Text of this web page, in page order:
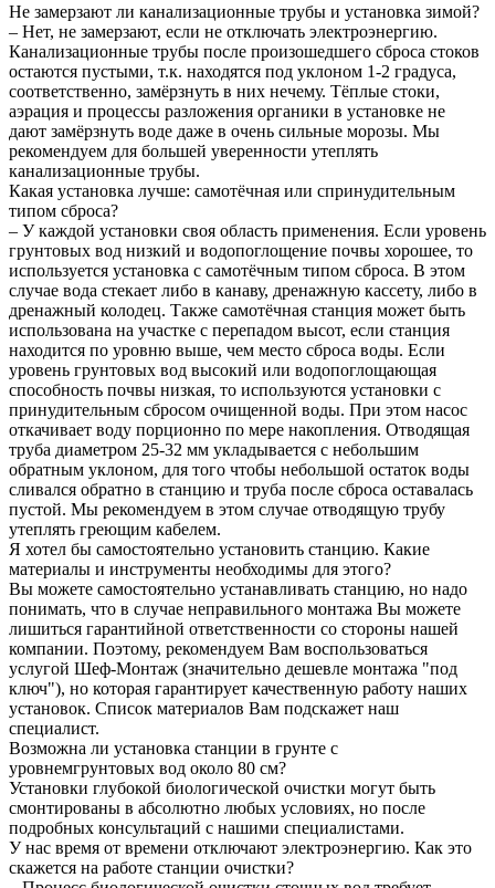
Не замерзают ли канализационные трубы и установка зимой?
– Нет, не замерзают, если не отключать электроэнергию.
Канализационные трубы после произошедшего сброса стоков
остаются пустыми, т.к. находятся под уклоном 1-2 градуса,
соответственно, замёрзнуть в них нечему. Тёплые стоки,
аэрация и процессы разложения органики в установке не
дают замёрзнуть воде даже в очень сильные морозы. Мы
рекомендуем для большей уверенности утеплять
канализационные трубы.
Какая установка лучше: самотёчная или спринудительным
типом сброса?
– У каждой установки своя область применения. Если уровень
грунтовых вод низкий и водопоглощение почвы хорошее, то
используется установка с самотёчным типом сброса. В этом
случае вода стекает либо в канаву, дренажную кассету, либо в
дренажный колодец. Также самотёчная станция может быть
использована на участке с перепадом высот, если станция
находится по уровню выше, чем место сброса воды. Если
уровень грунтовых вод высокий или водопоглощающая
способность почвы низкая, то используются установки с
принудительным сбросом очищенной воды. При этом насос
откачивает воду порционно по мере накопления. Отводящая
труба диаметром 25-32 мм укладывается с небольшим
обратным уклоном, для того чтобы небольшой остаток воды
сливался обратно в станцию и труба после сброса оставалась
пустой. Мы рекомендуем в этом случае отводящую трубу
утеплять греющим кабелем.
Я хотел бы самостоятельно установить станцию. Какие
материалы и инструменты необходимы для этого?
Вы можете самостоятельно устанавливать станцию, но надо
понимать, что в случае неправильного монтажа Вы можете
лишиться гарантийной ответственности со стороны нашей
компании. Поэтому, рекомендуем Вам воспользоваться
услугой Шеф-Монтаж (значительно дешевле монтажа "под
ключ"), но которая гарантирует качественную работу наших
установок. Список материалов Вам подскажет наш
специалист.
Возможна ли установка станции в грунте с
уровнемгрунтовых вод около 80 см?
Установки глубокой биологической очистки могут быть
смонтированы в абсолютно любых условиях, но после
подробных консультаций с нашими специалистами.
У нас время от времени отключают электроэнергию. Как это
скажется на работе станции очистки?